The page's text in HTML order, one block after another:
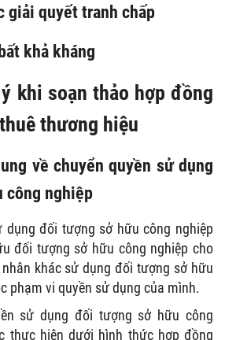
giải quyết tranh chấp
khả kháng
khi soạn thảo hợp đồng
thương hiệu
về chuyển quyền sử dụng
công nghiệp
dụng đối tượng sở hữu công nghiệp
đối tượng sở hữu công nghiệp cho
khác sử dụng đối tượng sở hữu
phạm vi quyền sử dụng của mình.
sử dụng đối tượng sở hữu công
thực hiện dưới hình thức hợp đồng